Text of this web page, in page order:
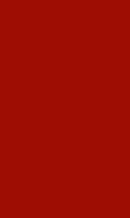
portal in Tripura.